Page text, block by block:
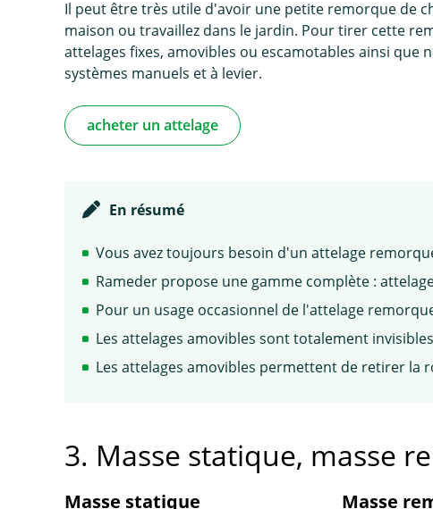
Il peut être très utile d'avoir une petite remorque de
maison ou travaillez dans le jardin. Pour tirer cette
attelages fixes, amovibles ou escamotables ainsi que
systèmes manuels et à levier.
acheter un attelage
En résumé
Vous avez toujours besoin d'un attelage
Rameder propose une gamme complète :
Pour un usage occasionnel de l'attelage
Les attelages amovibles sont totalement
Les attelages amovibles permettent de retirer la
3. Masse statique, masse
Masse statique Masse